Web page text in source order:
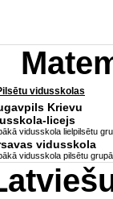
vidusskolas
Krievu
licejs
vidusskola lielpilsētu
vidusskola
vidusskola pilsētu grupā